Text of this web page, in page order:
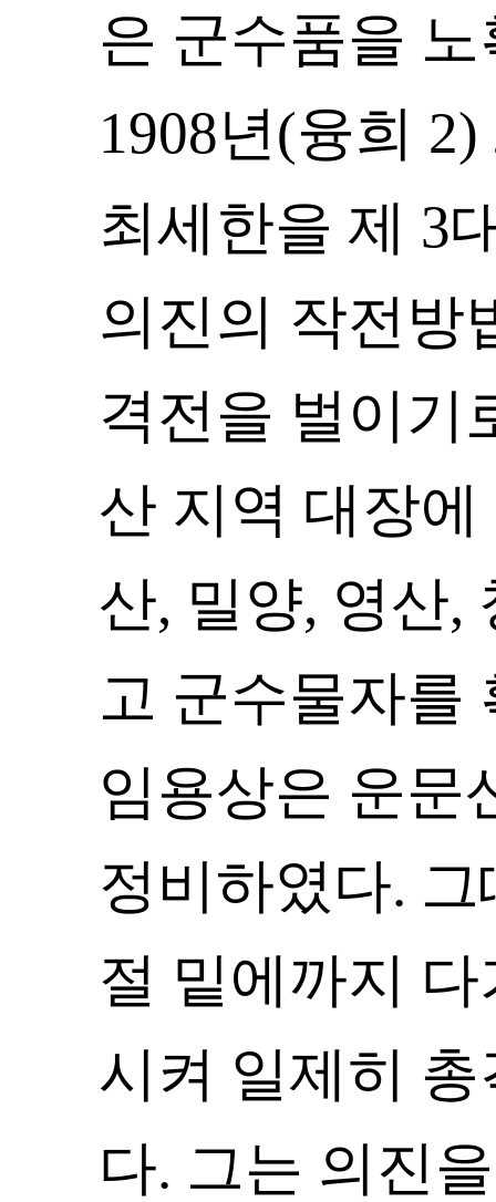
은 군수품을
1908년(융희
최세한을 제 3
의진의 작전방
격전을 벌이기
산 지역 대장
산, 밀양, 영산,
고 군수물자를
임용상은 운문
정비하였다.
절 밑에까지
시켜 일제히
다. 그는 의진